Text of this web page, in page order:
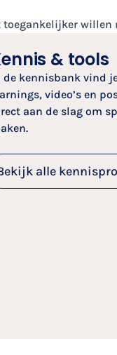
toegankelijker willen
& tools
de kennisbank vind
video’s en
aan de slag om
alle